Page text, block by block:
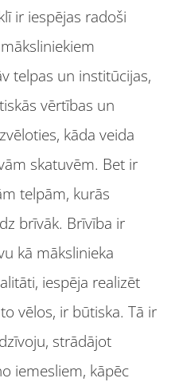
ir iespējas radoši
telpas un institūcijas,
vērtības un
kāda veida
skatuvēm. Bet ir
telpām, kurās
brīvāk. Brīvība ir
kā mākslinieka
iespēja realizēt
vēlos, ir būtiska. Tā ir
strādājot
iemesliem, kāpēc